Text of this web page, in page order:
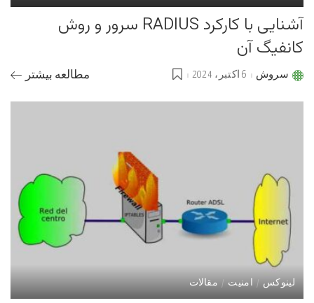
آشنایی با کارکرد RADIUS سرور و روش
کانفیگ آن
Postedسروش 6 اکتبر، 2024 مطالعه بیشتر
لینوکس امنیت مقالات